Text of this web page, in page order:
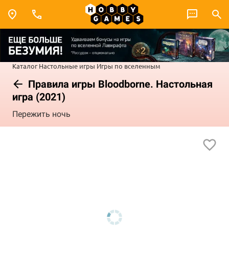
Каталог Настольные игры Игры по вселенным
Правила игры Bloodborne. Настольная
игра (2021)
Пережить ночь